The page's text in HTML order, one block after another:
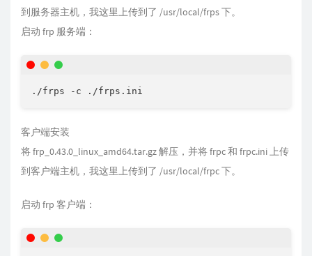
到服务器主机，我这里上传到了 /usr/local/frps 下。
启动 frp 服务端：
./frps -c ./frps.ini
客户端安装
将 frp_0.43.0_linux_amd64.tar.gz 解压，并将 frpc 和 frpc.ini 上传
到客户端主机，我这里上传到了 /usr/local/frpc 下。
启动 frp 客户端：